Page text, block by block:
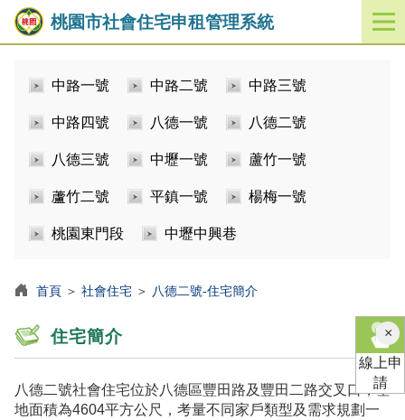
桃園市社會住宅申租管理系統
開
啟
中路一號 中路二號 中路三號
中路四號 八德一號 八德二號
八德三號 中壢一號 蘆竹一號
蘆竹二號 平鎮一號 楊梅一號
桃園東門段 中壢中興巷
首頁 ＞ 社會住宅 ＞ 八德二號-住宅簡介
住宅簡介
八德二號社會住宅位於八德區豐田路及豐田二路交叉口，基
地面積為4604平方公尺，考量不同家戶類型及需求規劃一
×關
閉
線上申
請